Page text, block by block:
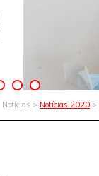
Notícias > Notícias 2020 >